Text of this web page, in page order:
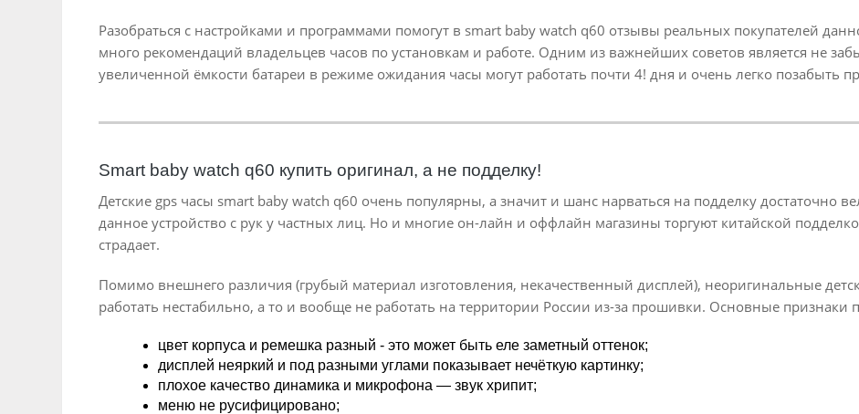
Разобраться с настройками и программами помогут в smart baby watch q60 отзывы реальных покупателей
много рекомендаций владельцев часов по установкам и работе. Одним из важнейших советов является не
увеличенной ёмкости батареи в режиме ожидания часы могут работать почти 4! дня и очень легко позабыть
Smart baby watch q60 купить оригинал, а не подделку!
Детские gps часы smart baby watch q60 очень популярны, а значит и шанс нарваться на подделку достаточно
данное устройство с рук у частных лиц. Но и многие он-лайн и оффлайн магазины торгуют китайской
страдает.
Помимо внешнего различия (грубый материал изготовления, некачественный дисплей), неоригинальные
работать нестабильно, а то и вообще не работать на территории России из-за прошивки. Основные признаки
цвет корпуса и ремешка разный - это может быть еле заметный оттенок;
дисплей неяркий и под разными углами показывает нечёткую картинку;
плохое качество динамика и микрофона — звук хрипит;
меню не русифицировано;